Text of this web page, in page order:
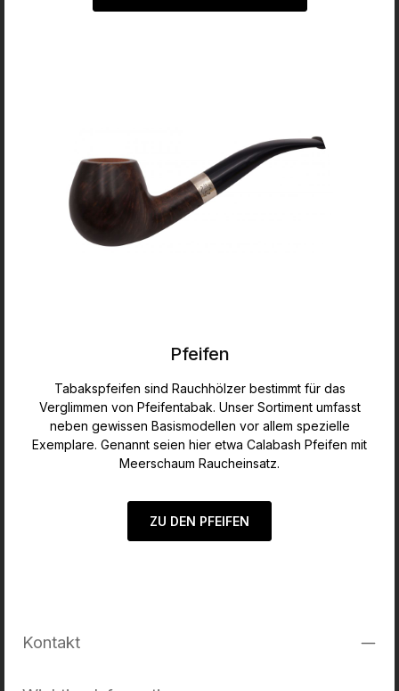
Pfeifen
Tabakspfeifen sind Rauchhölzer bestimmt für das
Verglimmen von Pfeifentabak. Unser Sortiment umfasst
neben gewissen Basismodellen vor allem spezielle
Exemplare. Genannt seien hier etwa Calabash Pfeifen mit
Meerschaum Raucheinsatz.
ZU DEN PFEIFEN
Kontakt